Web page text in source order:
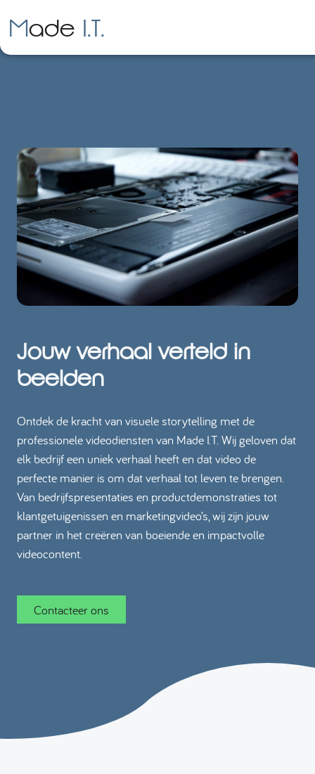
Made I.T.
Jouw verhaal verteld in
beelden
Ontdek de kracht van visuele storytelling met de
professionele videodiensten van Made I.T. Wij geloven dat
elk bedrijf een uniek verhaal heeft en dat video de
perfecte manier is om dat verhaal tot leven te brengen.
Van bedrijfspresentaties en productdemonstraties tot
klantgetuigenissen en marketingvideo’s, wij zijn jouw
partner in het creëren van boeiende en impactvolle
videocontent.
Contacteer ons